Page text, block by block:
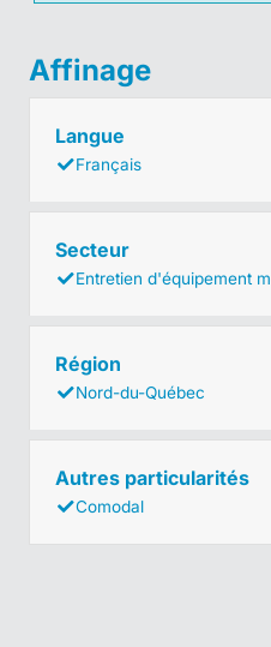
Affinage
Langue
Français
Secteur
Entretien d'équipement
Région
Nord-du-Québec
Autres particularités
Comodal